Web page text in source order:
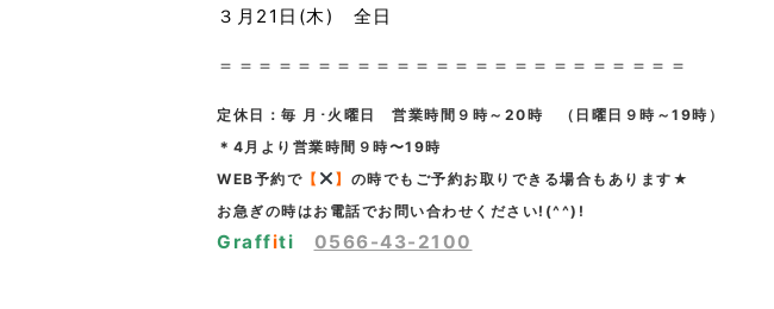
３月21日(木) 全日
＝＝＝＝＝＝＝＝＝＝＝＝＝＝＝＝＝＝＝＝＝＝＝＝
定休日：毎 月･火曜日 営業時間９時～20時 （日曜日９時～19時）
＊4月より営業時間９時〜19時
WEB予約で 【 】 の時でもご予約お取りできる場合もあります★
お急ぎの時はお電話でお問い合わせください!(^^)!
Graffiti 0566-43-2100